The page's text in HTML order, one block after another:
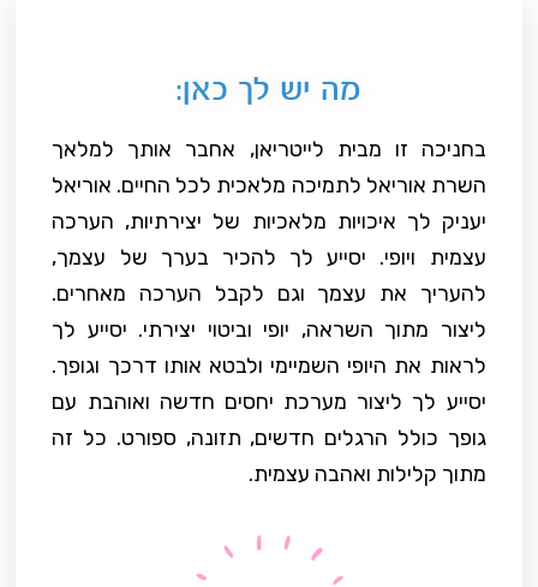
מה יש לך כאן:
בחניכה זו מבית לייטריאן, אחבר אותך למלאך
השרת אוריאל לתמיכה מלאכית לכל החיים. אוריאל
יעניק לך איכויות מלאכיות של יצירתיות, הערכה
עצמית ויופי. יסייע לך להכיר בערך של עצמך,
להעריך את עצמך וגם לקבל הערכה מאחרים.
ליצור מתוך השראה, יופי וביטוי יצירתי. יסייע לך
לראות את היופי השמיימי ולבטא אותו דרכך וגופך.
יסייע לך ליצור מערכת יחסים חדשה ואוהבת עם
גופך כולל הרגלים חדשים, תזונה, ספורט. כל זה
מתוך קלילות ואהבה עצמית.